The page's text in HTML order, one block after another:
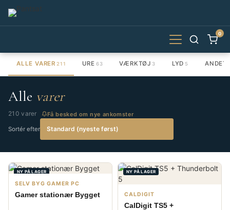
0
ALLE VARER 211 URE 63 VÆRKTØJ 3 LYD 5 ANDET
Alle varer
210 varer Få besked om nye ankomster
Sortér efter
NY PÅ LAGER
SELV BYG GAMER PC
Gamer stationær Bygget
NY PÅ LAGER
CALDIGIT
CalDigit TS5 +